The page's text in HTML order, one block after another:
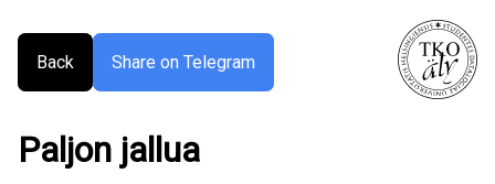
Back Share on Telegram
Paljon jallua